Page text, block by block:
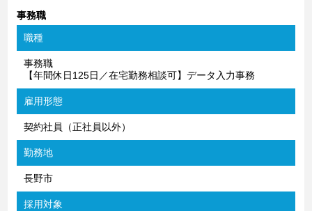
事務職
職種
事務職
【年間休日125日／在宅勤務相談可】データ入力事務
雇用形態
契約社員（正社員以外）
勤務地
長野市
採用対象